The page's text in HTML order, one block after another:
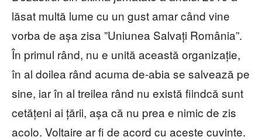
lăsat multă lume cu un gust amar când vine
vorba de așa zisa ”Uniunea Salvați România”.
În primul rând, nu e unită această organizație,
în al doilea rând acuma de-abia se salvează pe
sine, iar în al treilea rând nu există fiindcă sunt
cetățeni ai țării, așa că nu prea e nimic de zis
acolo. Voltaire ar fi de acord cu aceste cuvinte.